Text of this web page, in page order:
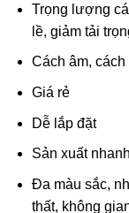
Trọng lượng
lề, giảm tải
Cách âm, cách
Giá rẻ
Dễ lắp đặt
Sản xuất nhanh
Đa màu sắc,
thất, không